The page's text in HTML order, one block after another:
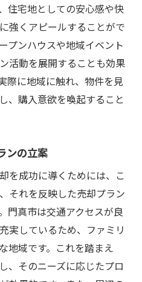
住宅地としての安心感や快
強くアピールすることがで
プンハウスや地域イベント
活動を展開することも効果
際に地域に触れ、物件を見
、購入意欲を喚起すること
ンの立案
を成功に導くためには、こ
それを反映した売却プラン
門真市は交通アクセスが良
実しているため、ファミリ
地域です。これを踏まえ
、そのニーズに応じたプロ